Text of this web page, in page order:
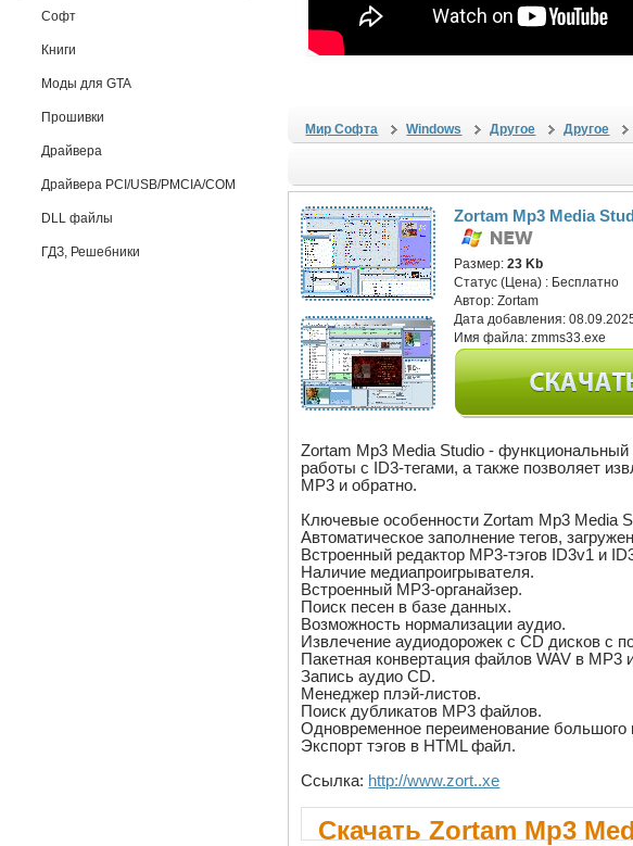
Софт
Книги
Моды для GTA
Прошивки
Драйвера
Драйвера PCI/USB/PMCIA/COM
DLL файлы
ГДЗ, Решебники
Мир Софта Windows Другое Другое
Zortam Mp3 Media
Размер:23 Kb
Статус (Цена) : Бесплатно
Автор:Zortam
Дата добавления:
Имя файла:zmms33.exe
Zortam Mp3 Media Studio -
работы с ID3-тегами, а также позволяет
MP3 и обратно.
Ключевые особенности Zortam Mp3 Media
Автоматическое заполнение тегов,
Встроенный редактор MP3-тэгов ID3v1 и
Наличие медиапроигрывателя.
Встроенный MP3-органайзер.
Поиск песен в базе данных.
Возможность нормализации аудио.
Извлечение аудиодорожек с CD дисков с
Пакетная конвертация файлов WAV в MP3
Запись аудио CD.
Менеджер плэй-листов.
Поиск дубликатов MP3 файлов.
Одновременное переименование большого
Экспорт тэгов в HTML файл.
Ссылка: http://www.zort..xe
Скачать Zortam Mp3